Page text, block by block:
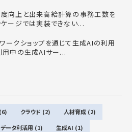
向上と出来高給計算の事務工数を
ージでは実装できない...
ークショップを通じて生成AIの利用
中の生成AIサー...
クラウド (2)
人材育成 (2)
データ利活用 (1)
生成AI (1)